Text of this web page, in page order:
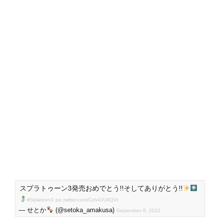
スプラトゥーン3発売おめでとう!!そしてありがとう!!
#Splatoon3 pic.twitter.com/Czh43U4QVt
— せとか (@setoka_amakusa) September 8, 2022